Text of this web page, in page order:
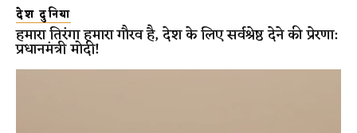
देश दुनिया
हमारा तिरंगा हमारा गौरव है, देश के लिए सर्वश्रेष्ठ देने की प्रेरणा:
प्रधानमंत्री मोदी!